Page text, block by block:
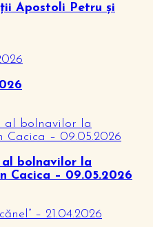
Apostoli Petru și
al bolnavilor la
Cacica – 09.05.2026